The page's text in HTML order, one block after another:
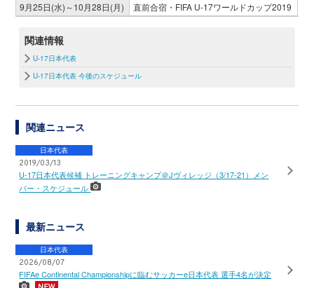
9月25日(水)～10月28日(月)
直前合宿・FIFA U-17ワールドカップ2019
関連情報
U-17日本代表
U-17日本代表 今後のスケジュール
関連ニュース
日本代表
2019/03/13
U-17日本代表候補 トレーニングキャンプ＠Jヴィレッジ（3/17-21）メン
バー・スケジュール
最新ニュース
日本代表
2026/08/07
FIFAe Continental Championshipに臨むサッカーe日本代表 選手4名が決定